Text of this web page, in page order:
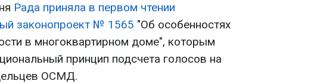
Рада приняла в первом чтении
законопроект № 1565 "Об особенностях
в многоквартирном доме", которым
принцип подсчета голосов на
ОСМД.